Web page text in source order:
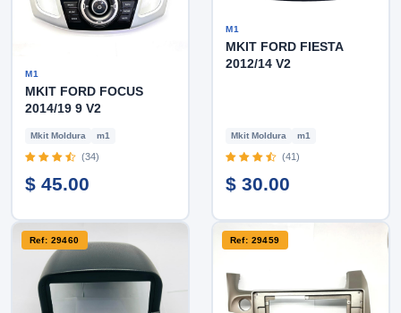
M1
MKIT FORD FOCUS
2014/19 9 V2
Mkit Moldura m1
(34)
$ 45.00
M1
MKIT FORD FIESTA
2012/14 V2
Mkit Moldura m1
(41)
$ 30.00
Ref: 29460 Ref: 29459